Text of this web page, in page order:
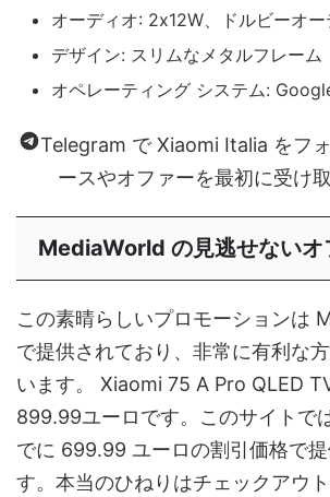
オーディオ: 2x12W、ドルビーオ
デザイン: スリムなメタルフレーム
オペレーティング システム:
Telegram で Xiaomi Italia をフ
ースやオファーを最初に受け
MediaWorld の見逃せないオ
この素晴らしいプロモーションは
で提供されており、非常に有利な
います。 Xiaomi 75 A Pro QLED
899.99ユーロです。このサイトで
でに 699.99 ユーロの割引価格で提
す。本当のひねりはチェックアウ